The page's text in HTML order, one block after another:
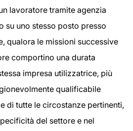
lavoratore tramite agenzia
su uno stesso posto presso
qualora le missioni successive
comportino una durata
impresa utilizzatrice, più
qualificabile
di tutte le circostanze pertinenti,
del settore e nel